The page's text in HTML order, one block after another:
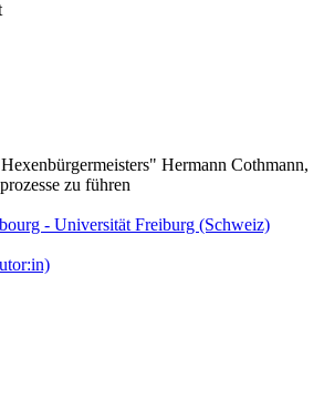
Hermann Cothmann,
zu führen
- Universität Freiburg (Schweiz)